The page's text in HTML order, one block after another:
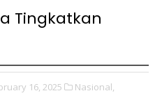
Tingkatkan
16, 2025 Nasional,